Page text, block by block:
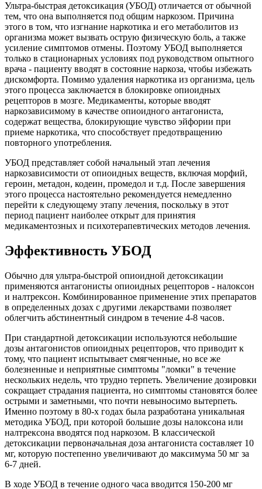
Ультра-быстрая детоксикация (УБОД) отличается от обычной
тем, что она выполняется под общим наркозом. Причина
этого в том, что изгнание наркотика и его метаболитов из
организма может вызвать острую физическую боль, а также
усиление симптомов отмены. Поэтому УБОД выполняется
только в стационарных условиях под руководством опытного
врача - пациенту вводят в состояние наркоза, чтобы избежать
дискомфорта. Помимо удаления наркотика из организма, цель
этого процесса заключается в блокировке опиоидных
рецепторов в мозге. Медикаменты, которые вводят
наркозависимому в качестве опиоидного антагониста,
содержат вещества, блокирующие чувство эйфории при
приеме наркотика, что способствует предотвращению
повторного употребления.
УБОД представляет собой начальный этап лечения
наркозависимости от опиоидных веществ, включая морфий,
героин, метадон, кодеин, промедол и т.д. После завершения
этого процесса настоятельно рекомендуется немедленно
перейти к следующему этапу лечения, поскольку в этот
период пациент наиболее открыт для принятия
медикаментозных и психотерапевтических методов лечения.
Эффективность УБОД
Обычно для ультра-быстрой опиоидной детоксикации
применяются антагонисты опиоидных рецепторов - налоксон
и налтрексон. Комбинированное применение этих препаратов
в определенных дозах с другими лекарствами позволяет
облегчить абстинентный синдром в течение 4-8 часов.
При стандартной детоксикации используются небольшие
дозы антагонистов опиоидных рецепторов, что приводит к
тому, что пациент испытывает смягченные, но все же
болезненные и неприятные симптомы "ломки" в течение
нескольких недель, что трудно терпеть. Увеличение дозировки
сокращает страдания пациента, но симптомы становятся более
острыми и заметными, что почти невыносимо вытерпеть.
Именно поэтому в 80-х годах была разработана уникальная
методика УБОД, при которой большие дозы налоксона или
налтрексона вводятся под наркозом. В классической
детоксикации первоначальная доза антагониста составляет 10
мг, которую постепенно увеличивают до максимума 50 мг за
6-7 дней.
В ходе УБОД в течение одного часа вводится 150-200 мг